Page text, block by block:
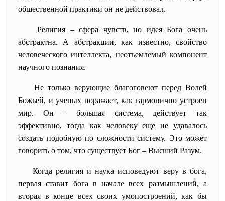
общественной практики он не действовал.
Религия – сфера чувств, но идея Бога очень
абстрактна. А абстракции, как известно, свойство
человеческого интеллекта, неотъемлемый компонент
научного познания.
Не только верующие благоговеют перед Волей
Божьей, и ученых поражает, как гармонично устроен
мир. Он – большая система, действует так
эффективно, тогда как человеку еще не удавалось
создать подобную по сложности систему. Это может
говорить о том, что существует Бог – Высший Разум.
Когда религия и наука исповедуют веру в бога,
первая ставит бога в начале всех размышлений, а
вторая в конце всех своих умопостроений, как бы